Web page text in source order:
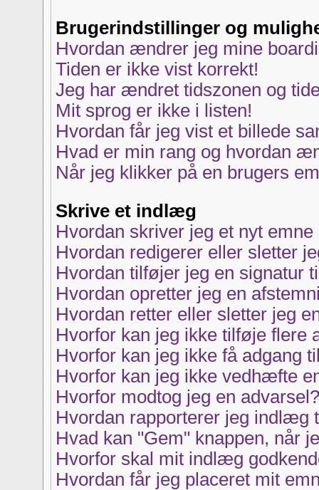
Brugerindstillinger og
Hvordan ændrer jeg mine
Tiden er ikke vist korrekt!
Jeg har ændret tidszonen og
Mit sprog er ikke i listen!
Hvordan får jeg vist et billede
Hvad er min rang og hvordan
Når jeg klikker på en brugers
Skrive et indlæg
Hvordan skriver jeg et nyt
Hvordan redigerer eller sletter
Hvordan tilføjer jeg en signatur
Hvordan opretter jeg en
Hvordan retter eller sletter jeg
Hvorfor kan jeg ikke tilføje flere
Hvorfor kan jeg ikke få adgang
Hvorfor kan jeg ikke vedhæfte
Hvorfor modtog jeg en advarsel?
Hvordan rapporterer jeg indlæg
Hvad kan "Gem" knappen, når
Hvorfor skal mit indlæg
Hvordan får jeg placeret mit